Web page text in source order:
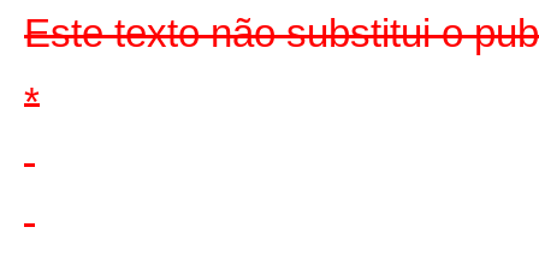
Este texto não substitui o
*